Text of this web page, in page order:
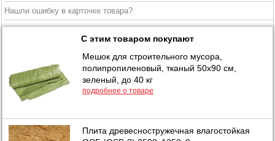
Нашли ошибку в карточке товара?
С этим товаром покупают
Мешок для строительного мусора,
полипропиленовый, тканый 50х90 см,
зеленый, до 40 кг
подробнее о товаре
Плита древесностружечная влагостойкая